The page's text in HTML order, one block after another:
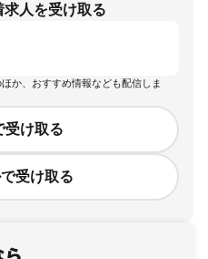
求人を受け取る
か、おすすめ情報なども配信しま
受け取る
受け取る